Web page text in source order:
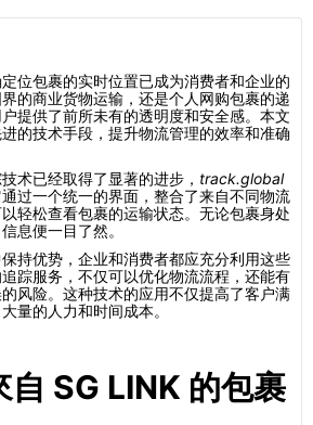
位包裹的实时位置已成为消费者和企业的
的商业货物运输，还是个人网购包裹的递
提供了前所未有的透明度和安全感。本文
的技术手段，提升物流管理的效率和准确
术已经取得了显著的进步， track.global
过一个统一的界面，整合了来自不同物流
轻松查看包裹的运输状态。无论包裹身处
息便一目了然。
持优势，企业和消费者都应充分利用这些
踪服务，不仅可以优化物流流程，还能有
风险。这种技术的应用不仅提高了客户满
量的人力和时间成本。
自 SG LINK 的包裹